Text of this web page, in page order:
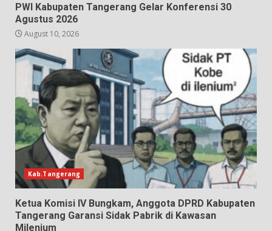
PWI Kabupaten Tangerang Gelar Konferensi 30
Agustus 2026
August 10, 2026
Kab.Tangerang
Ketua Komisi IV Bungkam, Anggota DPRD Kabupaten
Tangerang Garansi Sidak Pabrik di Kawasan
Milenium